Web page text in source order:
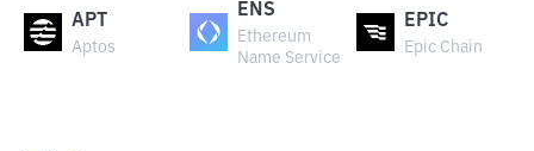
APT
Aptos
ENS
Ethereum
Name Service
EPIC
Epic Chain